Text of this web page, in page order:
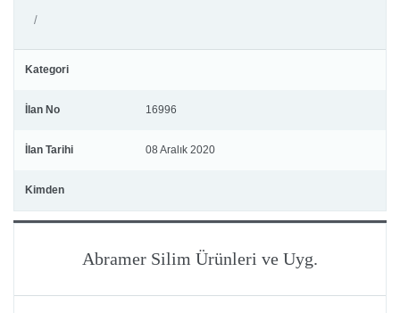
/
Kategori
İlan No 16996
İlan Tarihi 08 Aralık 2020
Kimden
Abramer Silim Ürünleri ve Uyg.